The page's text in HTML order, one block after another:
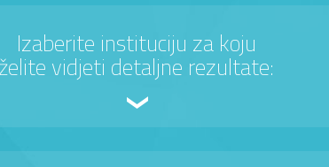
Izaberite instituciju za koju
želite vidjeti detaljne rezultate: